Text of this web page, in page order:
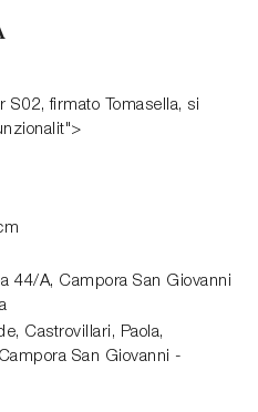
S02, firmato Tomasella, si
44/A, Campora San Giovanni
Castrovillari, Paola,
San Giovanni -